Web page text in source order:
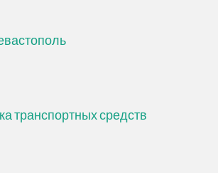
транспортных средств